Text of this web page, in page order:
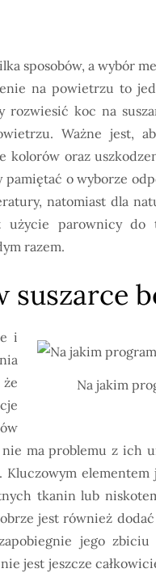
sposobów, a wybór
na powietrzu to
rozwiesić koc na
Ważne jest,
kolorów oraz
pamiętać o wyborze
natomiast dla
użycie parownicy do
razem.
suszarce
Na jakim
i
ma problemu z ich
Kluczowym
tkanin lub
jest również
jego zbiciu
jest jeszcze